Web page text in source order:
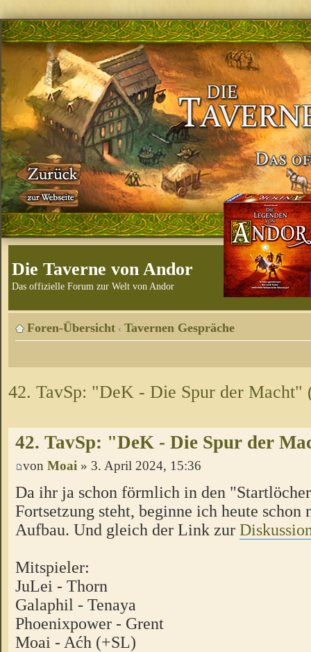
Die Taverne von Andor
Das offizielle Forum zur Welt von Andor
Foren-Übersicht ‹ Tavernen Gespräche
42. TavSp: "DeK - Die Spur der Macht"
42. TavSp: "DeK - Die Spur der
von Moai » 3. April 2024, 15:36
Da ihr ja schon förmlich in den
Fortsetzung steht, beginne ich heute schon
Aufbau. Und gleich der Link zur
Mitspieler:
JuLei - Thorn
Galaphil - Tenaya
Phoenixpower - Grent
Moai - Aćh (+SL)